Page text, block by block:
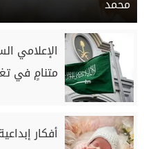
الإعلامي
متنامٍ في
أفكار